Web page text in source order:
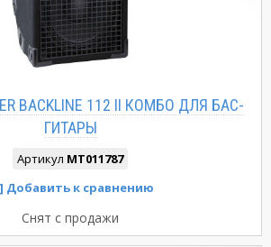
BACKLINE 112 II КОМБО ДЛЯ БАС-
ГИТАРЫ
Артикул MT011787
Снят с продажи